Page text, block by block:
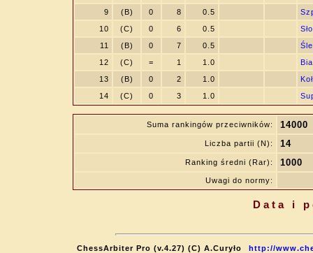
9
(B) 0 8 0.5
10
(C) 0 6 0.5
11
(B) 0 7 0.5
12
(C) = 1 1.0
13
(B) 0 2 1.0
14
(C) 0 3 1.0
Suma rankingów przeciwników: 14000
Liczba partii (N): 14
Ranking średni (Rar): 1000
Uwagi do normy:
Data i
ChessArbiter Pro (v.4.27) (C) A.Curyło
http://